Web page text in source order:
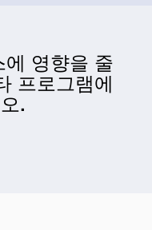
에 영향을 줄
프로그램에
.